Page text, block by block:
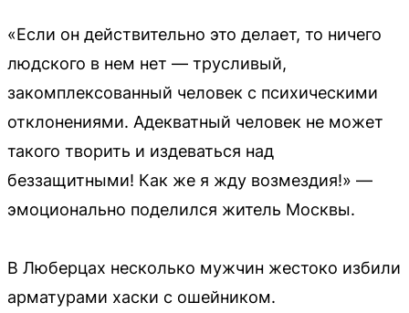
«Если он действительно это делает, то ничего
людского в нем нет — трусливый,
закомплексованный человек с психическими
отклонениями. Адекватный человек не может
такого творить и издеваться над
беззащитными! Как же я жду возмездия!» —
эмоционально поделился житель Москвы.
В Люберцах несколько мужчин жестоко избили
арматурами хаски с ошейником.